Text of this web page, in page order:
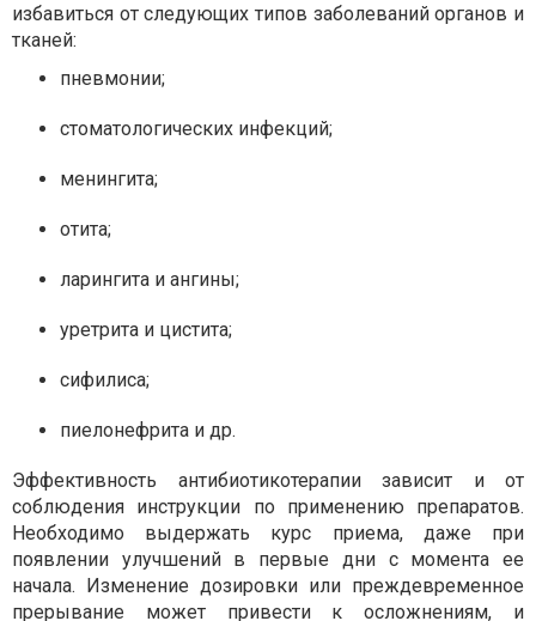
избавиться от следующих типов заболеваний органов и
тканей:
пневмонии;
стоматологических инфекций;
менингита;
отита;
ларингита и ангины;
уретрита и цистита;
сифилиса;
пиелонефрита и др.
Эффективность антибиотикотерапии зависит и от
соблюдения инструкции по применению препаратов.
Необходимо выдержать курс приема, даже при
появлении улучшений в первые дни с момента ее
начала. Изменение дозировки или преждевременное
прерывание может привести к осложнениям, и